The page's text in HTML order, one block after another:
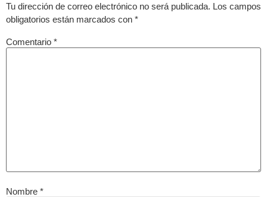
Tu dirección de correo electrónico no será publicada. Los campos
obligatorios están marcados con *
Comentario *
Nombre *